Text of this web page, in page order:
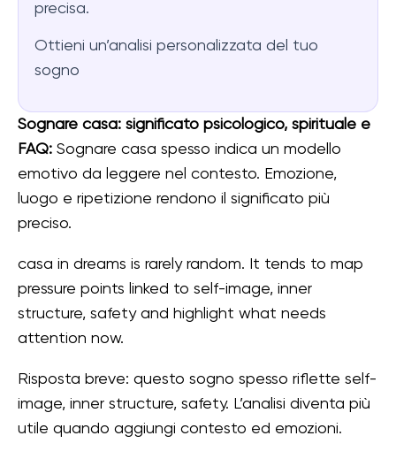
precisa.
Ottieni un’analisi personalizzata del tuo
sogno
Sognare casa: significato psicologico, spirituale e
FAQ: Sognare casa spesso indica un modello
emotivo da leggere nel contesto. Emozione,
luogo e ripetizione rendono il significato più
preciso.
casa in dreams is rarely random. It tends to map
pressure points linked to self-image, inner
structure, safety and highlight what needs
attention now.
Risposta breve: questo sogno spesso riflette self-
image, inner structure, safety. L’analisi diventa più
utile quando aggiungi contesto ed emozioni.